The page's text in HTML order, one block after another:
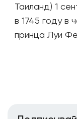
Таиланд) 1
в 1745 году в
принца Луи